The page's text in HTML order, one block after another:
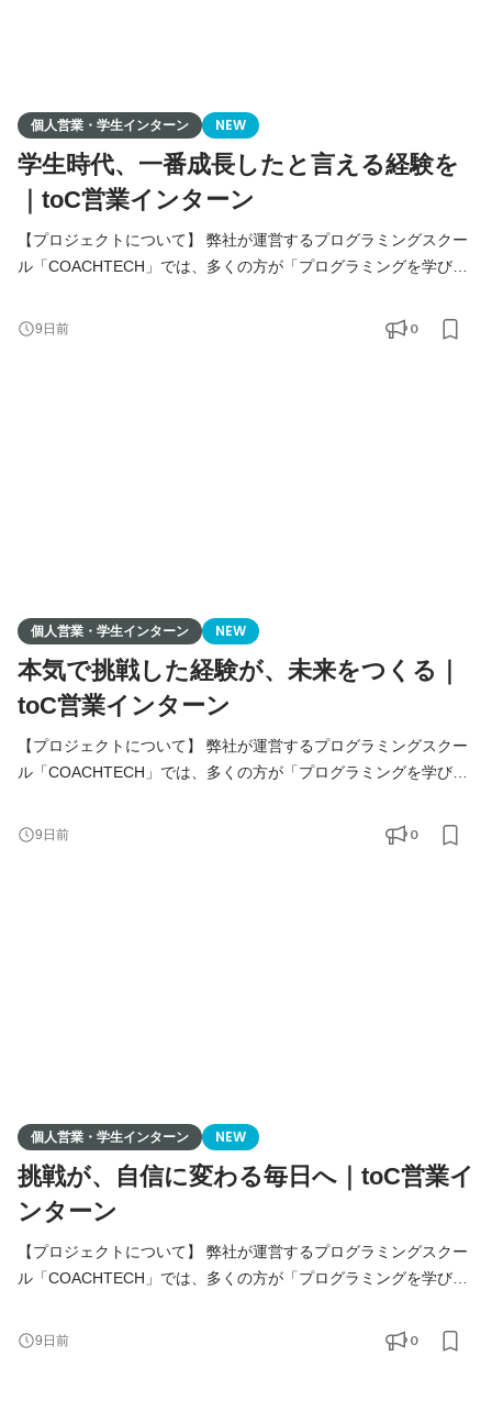
個人営業・学生インターン NEW
学生時代、一番成長したと言える経験を
｜toC営業インターン
【プロジェクトについて】 弊社が運営するプログラミングスクー
ル「COACHTECH」では、多くの方が「プログラミングを学びた
踏み出せずにいます。 そんな方々に、プログラミング学習の魅力
やキャリアの可能性をお伝えし、人生を変えるきっかけを提供す
9日前 0
個人営業・学生インターン NEW
本気で挑戦した経験が、未来をつくる｜
toC営業インターン
【プロジェクトについて】 弊社が運営するプログラミングスクー
ル「COACHTECH」では、多くの方が「プログラミングを学びた
踏み出せずにいます。 そんな方々に、プログラミング学習の魅力
やキャリアの可能性をお伝えし、人生を変えるきっかけを提供す
9日前 0
個人営業・学生インターン NEW
挑戦が、自信に変わる毎日へ｜toC営業イ
ンターン
【プロジェクトについて】 弊社が運営するプログラミングスクー
ル「COACHTECH」では、多くの方が「プログラミングを学びた
踏み出せずにいます。 そんな方々に、プログラミング学習の魅力
やキャリアの可能性をお伝えし、人生を変えるきっかけを提供す
9日前 0